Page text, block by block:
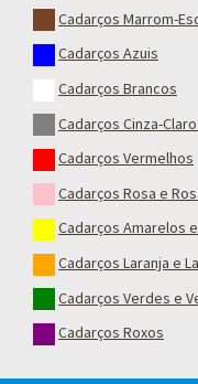
Cadarços Marrom-
Cadarços Azuis
Cadarços Brancos
Cadarços Cinza-
Cadarços Vermelhos
Cadarços Rosa e
Cadarços Amarelos
Cadarços Laranja e
Cadarços Verdes e
Cadarços Roxos